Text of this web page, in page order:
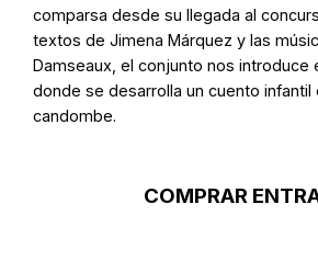
comparsa desde su llegada al
textos de Jimena Márquez y las
Damseaux, el conjunto nos introduce
donde se desarrolla un cuento infantil
candombe.
COMPRAR